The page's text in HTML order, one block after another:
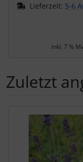
Lieferzeit: 5-6
inkl. 7 %
Zuletzt